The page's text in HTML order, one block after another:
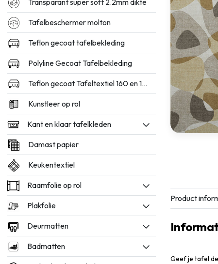
Transparant super soft 2.2mm dikte
Tafelbeschermer molton
Teflon gecoat tafelbekleding
Polyline Gecoat Tafelbekleding
Teflon gecoat Tafeltextiel 160 en 180cm breed
Kunstleer op rol
Kant en klaar tafelkleden
Damast papier
Keukentextiel
Raamfolie op rol
Plakfolie
Deurmatten
Badmatten
Product
Geef je tafel